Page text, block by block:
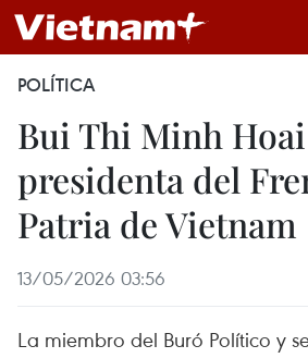
POLÍTICA
Bui Thi Minh
presidenta del
Patria de Vietnam
13/05/2026 03:56
La miembro del Buró Político y